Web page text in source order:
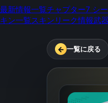
最新情報一覧チャプター7 シ
キン一覧スキンリーク情報武
← 一覧に戻る